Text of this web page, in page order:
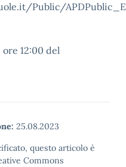
Public/
12:00 del
25.08.2023
questo articolo è
Commons